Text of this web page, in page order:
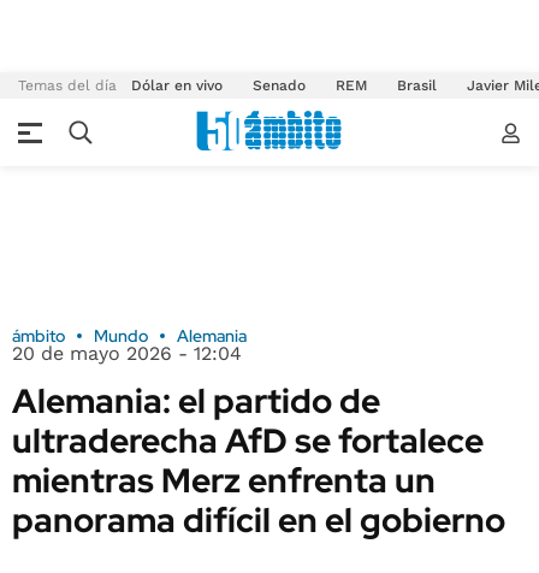
Temas del día Dólar en vivo Senado REM Brasil Javier
ámbito Mundo Alemania
20 de mayo 2026 - 12:04
Alemania: el partido de
ultraderecha AfD se fortalece
mientras Merz enfrenta un
panorama difícil en el gobierno